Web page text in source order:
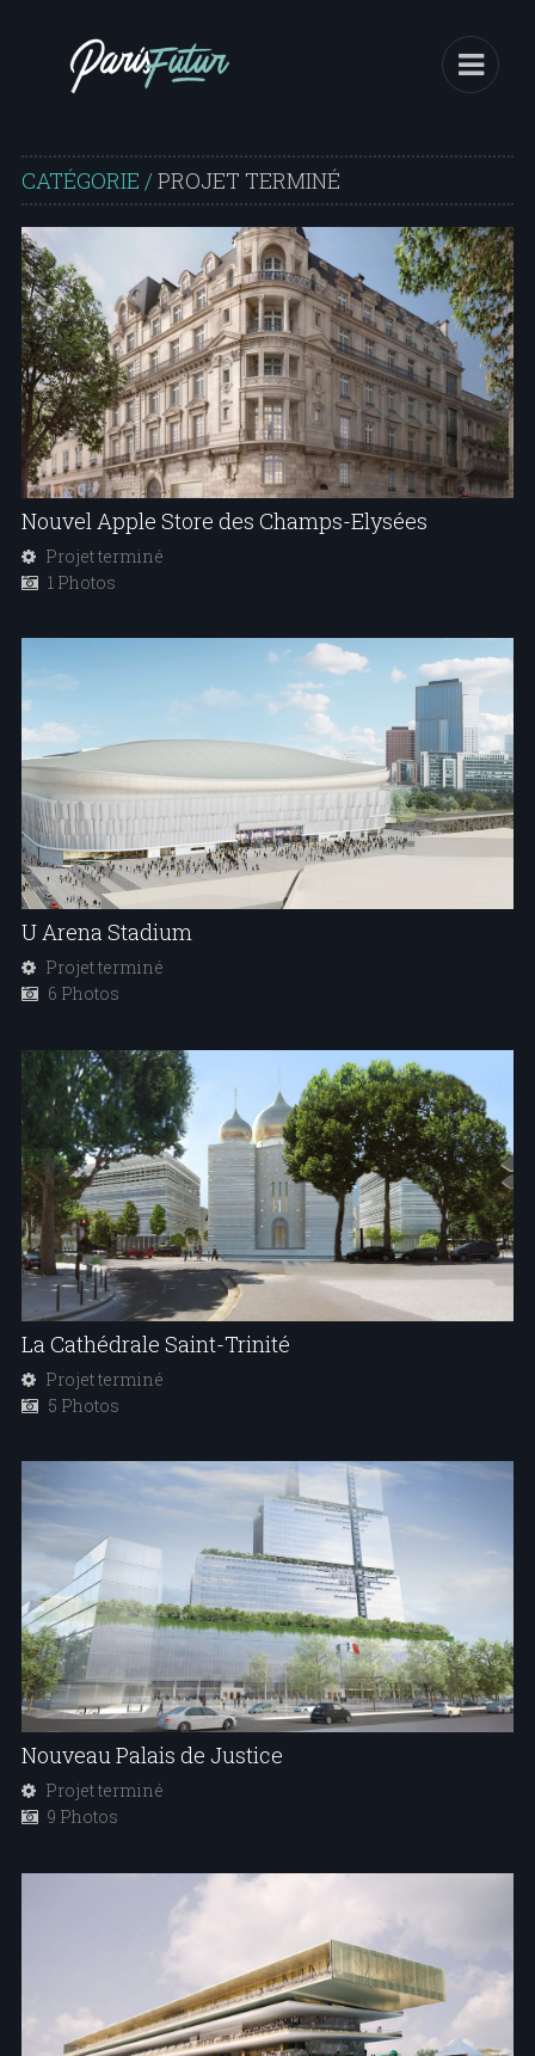
CATÉGORIE / PROJET TERMINÉ
Nouvel Apple Store des Champs-Elysées
Projet terminé
1 Photos
U Arena Stadium
Projet terminé
6 Photos
La Cathédrale Saint-Trinité
Projet terminé
5 Photos
Nouveau Palais de Justice
Projet terminé
9 Photos